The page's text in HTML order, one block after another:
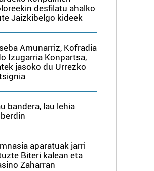
desfilatu ahalko
Jaizkibelgo kideek
Amunarriz, Kofradia
Izugarria Konpartsa,
jasoko du Urrezko
bandera, lau lehia
aparatuak jarri
Biteri kalean eta
Zaharran